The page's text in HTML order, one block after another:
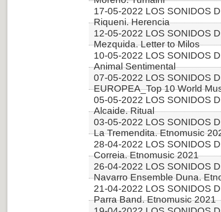
17-05-2022 LOS SONIDOS
Riqueni. Herencia
12-05-2022 LOS SONIDOS
Mezquida. Letter to Milos
10-05-2022 LOS SONIDOS
Animal Sentimental
07-05-2022 LOS SONIDOS
EUROPEA_Top 10 World
05-05-2022 LOS SONIDOS
Alcaide. Ritual
03-05-2022 LOS SONIDOS
La Tremendita. Etnomusic
28-04-2022 LOS SONIDOS
Correia. Etnomusic 2021
26-04-2022 LOS SONIDOS
Navarro Ensemble Duna.
21-04-2022 LOS SONIDOS
Parra Band. Etnomusic 2021